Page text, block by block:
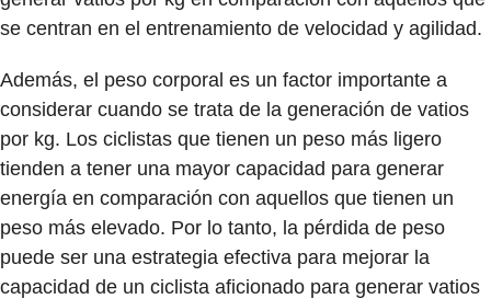
se centran en el entrenamiento de velocidad y agilidad.
Además, el peso corporal es un factor importante a
considerar cuando se trata de la generación de vatios
por kg. Los ciclistas que tienen un peso más ligero
tienden a tener una mayor capacidad para generar
energía en comparación con aquellos que tienen un
peso más elevado. Por lo tanto, la pérdida de peso
puede ser una estrategia efectiva para mejorar la
capacidad de un ciclista aficionado para generar vatios